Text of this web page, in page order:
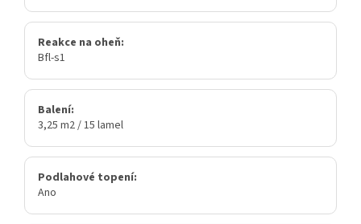
Reakce na oheň:
Bfl-s1
Balení:
3,25 m2 / 15 lamel
Podlahové topení:
Ano